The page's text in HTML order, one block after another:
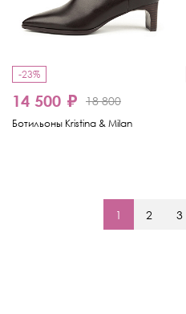
-23%
14 500 ₽ 18 800
Ботильоны Kristina & Milan
1 2 3